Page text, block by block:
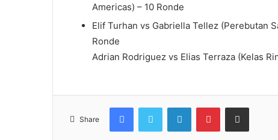
Americas) – 10 Ronde
Elif Turhan vs Gabriella Tellez (Perebutan
Ronde
Adrian Rodriguez vs Elias Terraza (Kelas
Share
FacebookTwitter LinkedInPinterestShare via Email